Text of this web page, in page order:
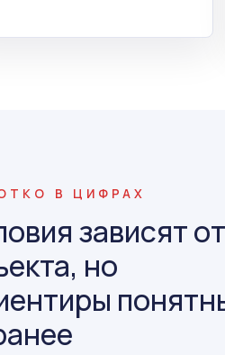
В ЦИФРАХ
зависят от
но